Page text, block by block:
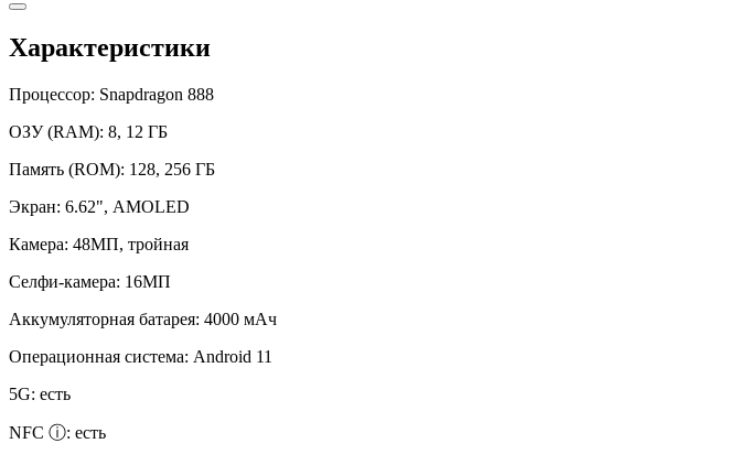
Характеристики
Процессор: Snapdragon 888
ОЗУ (RAM): 8, 12 ГБ
Память (ROM): 128, 256 ГБ
Экран: 6.62", AMOLED
Камера: 48МП, тройная
Селфи-камера: 16МП
Аккумуляторная батарея: 4000 мАч
Операционная система: Android 11
5G: есть
NFC ⓘ: есть